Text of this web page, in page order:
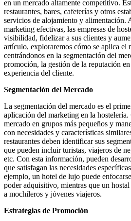
en un mercado altamente competitivo.
restaurantes, bares, cafeterías y otros
servicios de alojamiento y alimentación.
marketing efectivas, las empresas de
visibilidad, fidelizar a sus clientes y
artículo, exploraremos cómo se aplica el
centrándonos en la segmentación del
promoción, la gestión de la reputación
experiencia del cliente.
Segmentación del Mercado
La segmentación del mercado es el
aplicación del marketing en la
mercado en grupos más pequeños y
con necesidades y características
restaurantes deben identificar sus
que pueden incluir turistas, viajeros de
etc. Con esta información, pueden
que satisfagan las necesidades
ejemplo, un hotel de lujo puede
poder adquisitivo, mientras que un
a mochileros y jóvenes viajeros.
Estrategias de Promoción